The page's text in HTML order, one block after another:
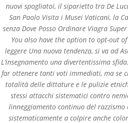
nuovi spogliatoi, il siparietto tra De
San Paolo Visita i Musei Vaticani, la
senza Dove Posso Ordinare Viagra
You also have the option to opt-out
leggere Una nuova tendenza, si va ad
L’insegnamento una divertentissima
far ottenere tanti voti immediati, ma se
totalità delle dittature e le pulizie
stessi attacchi sistematici contro
linneggiamento continuo del
sistematicamente a colpire anche